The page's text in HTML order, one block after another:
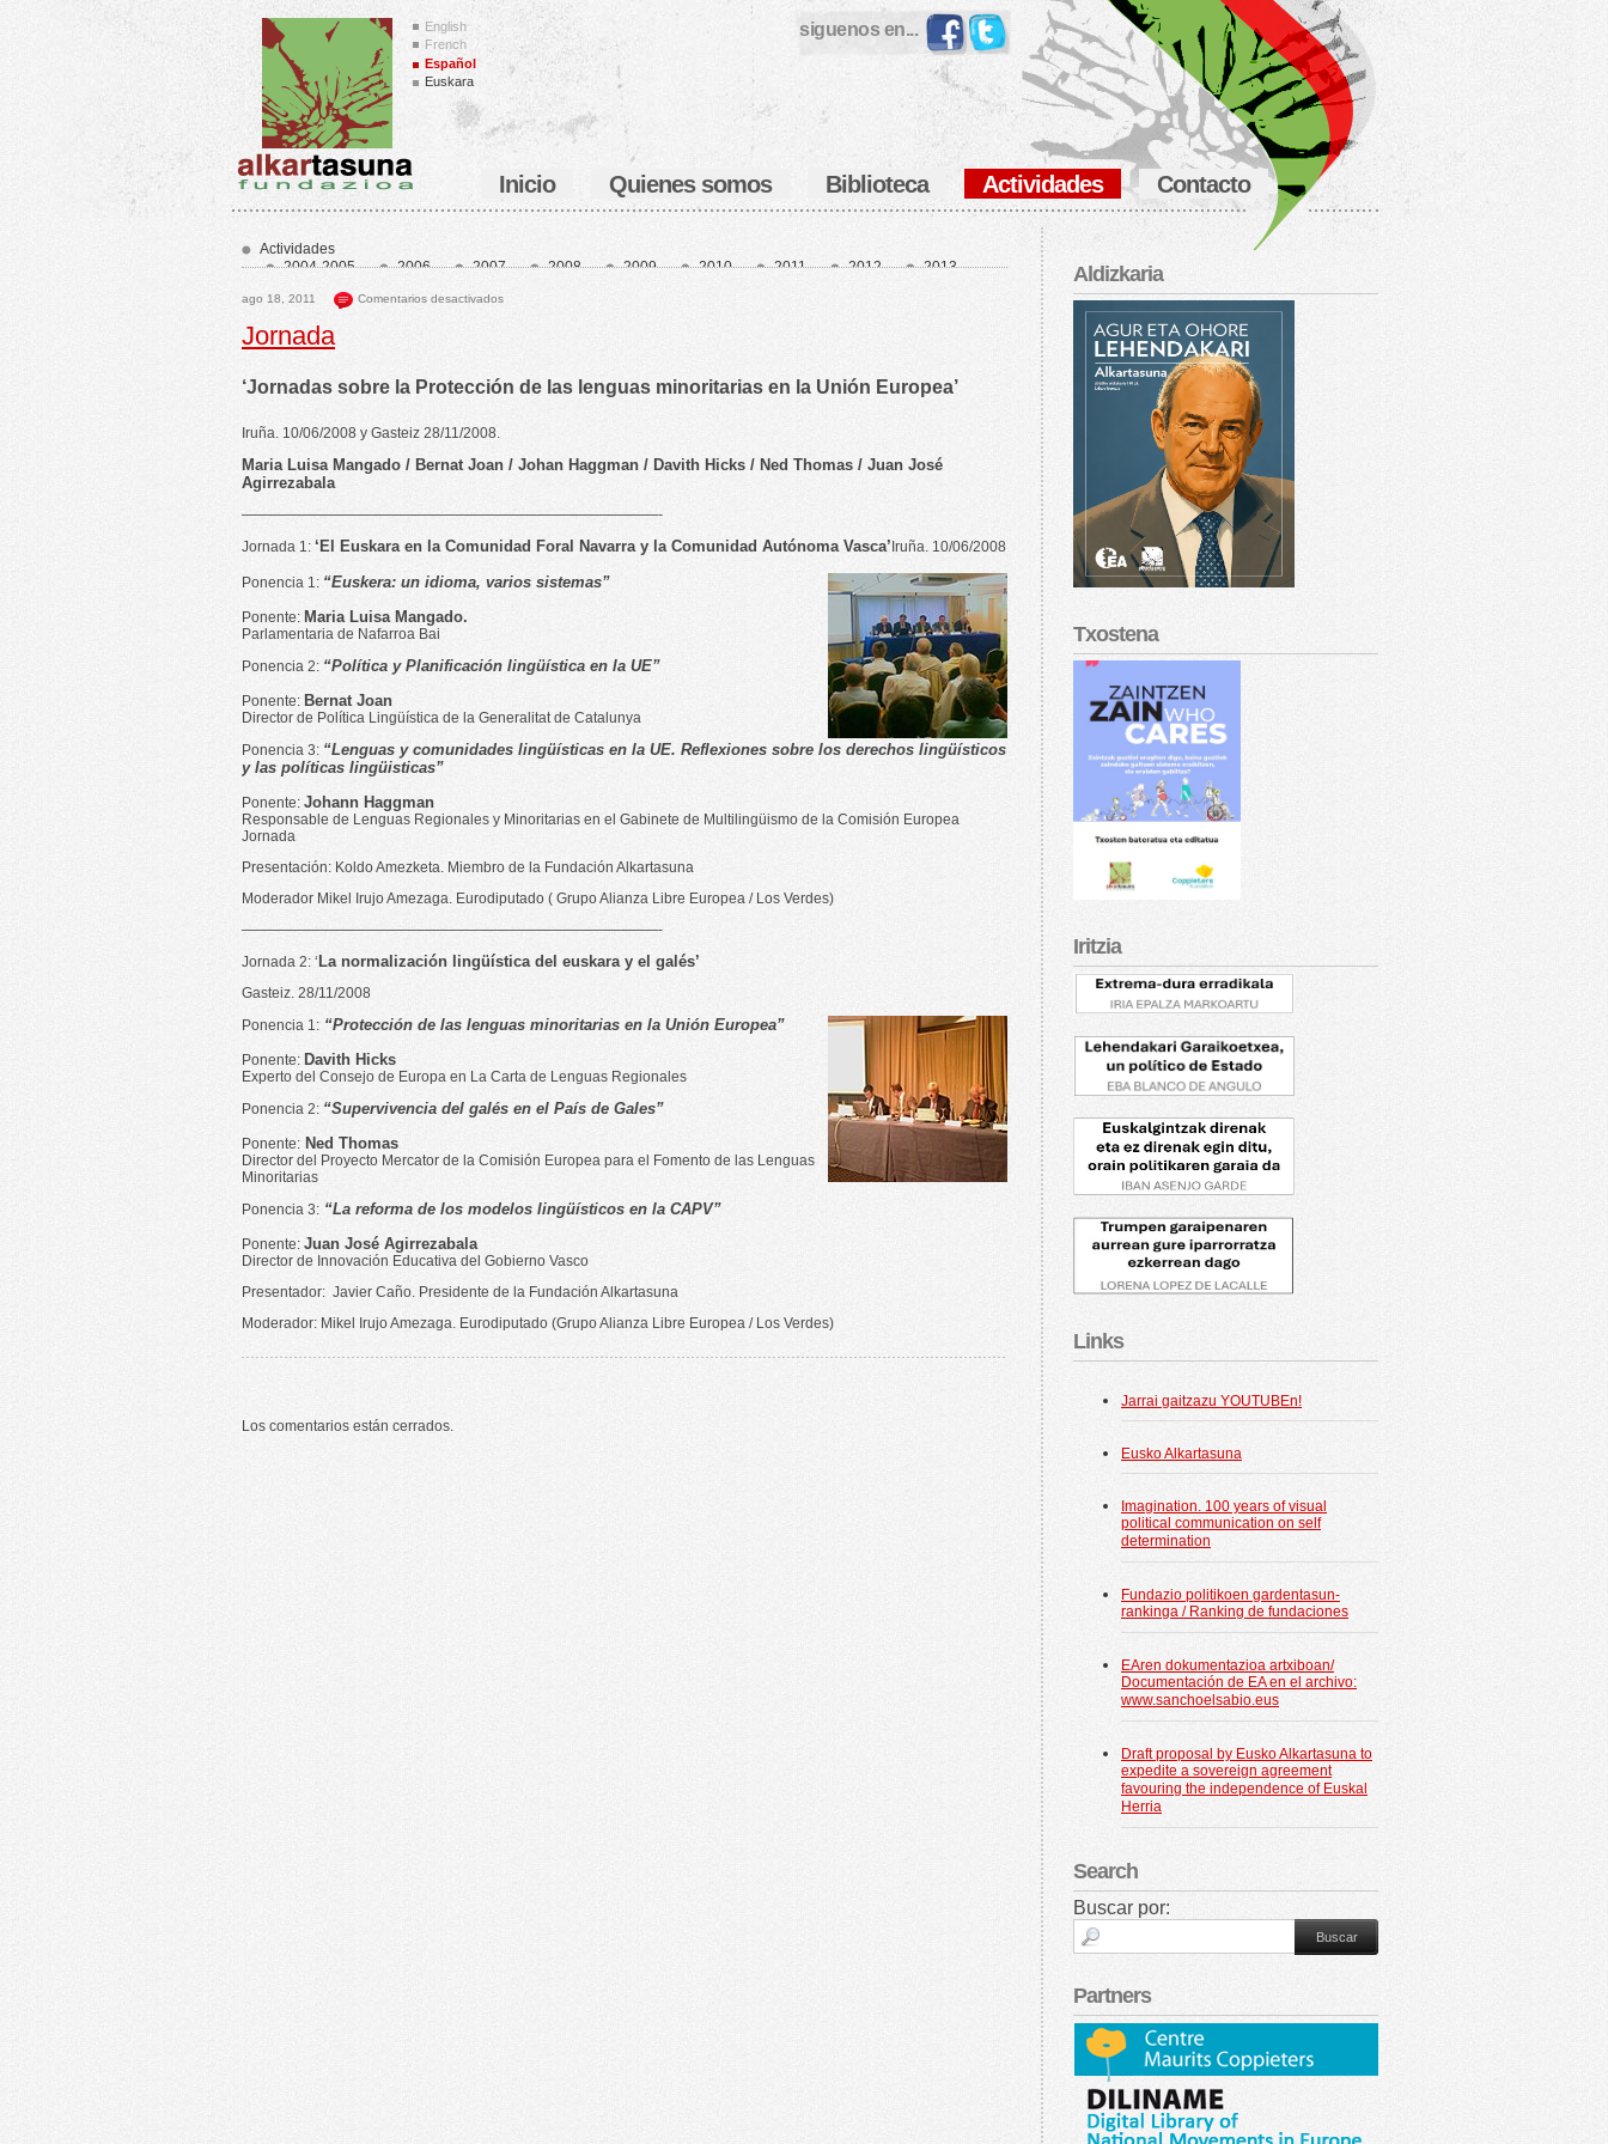
English
French
Español
Euskara
siguenos en...
Inicio Quienes somos Biblioteca Actividades Contacto
Actividades
2004-2005
2006 2007 2008 2009 2010 2011 2012
2013
2023
2024 2025
ago 18, 2011 Comentarios desactivados
Jornada
‘Jornadas sobre la Protección de las lenguas minoritarias en la Unión Europea’
Iruña. 10/06/2008 y Gasteiz 28/11/2008.
Maria Luisa Mangado / Bernat Joan / Johan Haggman / Davith Hicks / Ned Thomas / Juan José
Agirrezabala
—————————————————————————————-
Jornada 1: ‘El Euskara en la Comunidad Foral Navarra y la Comunidad Autónoma Vasca’Iruña. 10/06/2008
Ponencia 1: “Euskera: un idioma, varios sistemas”
Ponente: Maria Luisa Mangado.
Parlamentaria de Nafarroa Bai
Ponencia 2: “Política y Planificación lingüística en la UE”
Ponente: Bernat Joan
Director de Política Lingüística de la Generalitat de Catalunya
Ponencia 3: “Lenguas y comunidades lingüísticas en la UE. Reflexiones sobre los derechos lingüísticos
y las políticas lingüisticas”
Ponente: Johann Haggman
Responsable de Lenguas Regionales y Minoritarias en el Gabinete de Multilingüismo de la Comisión Europea
Jornada
Presentación: Koldo Amezketa. Miembro de la Fundación Alkartasuna
Moderador Mikel Irujo Amezaga. Eurodiputado ( Grupo Alianza Libre Europea / Los Verdes)
—————————————————————————————-
Jornada 2: ‘La normalización lingüística del euskara y el galés’
Gasteiz. 28/11/2008
Ponencia 1: “Protección de las lenguas minoritarias en la Unión Europea”
Ponente: Davith Hicks
Experto del Consejo de Europa en La Carta de Lenguas Regionales
Ponencia 2: “Supervivencia del galés en el País de Gales”
Ponente: Ned Thomas
Director del Proyecto Mercator de la Comisión Europea para el Fomento de las Lenguas
Minoritarias
Ponencia 3: “La reforma de los modelos lingüísticos en la CAPV”
Ponente: Juan José Agirrezabala
Director de Innovación Educativa del Gobierno Vasco
Presentador: Javier Caño. Presidente de la Fundación Alkartasuna
Moderador: Mikel Irujo Amezaga. Eurodiputado (Grupo Alianza Libre Europea / Los Verdes)
Los comentarios están cerrados.
Aldizkaria
Txostena
Iritzia
Links
Jarrai gaitzazu YOUTUBEn!
Eusko Alkartasuna
Imagination. 100 years of visual
political communication on self
determination
Fundazio politikoen gardentasun-
rankinga / Ranking de fundaciones
EAren dokumentazioa artxiboan/
Documentación de EA en el archivo:
www.sanchoelsabio.eus
Draft proposal by Eusko Alkartasuna to
expedite a sovereign agreement
favouring the independence of Euskal
Herria
Search
Buscar por:
Partners